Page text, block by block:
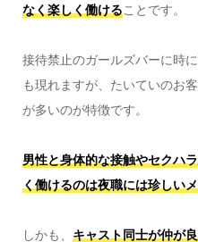
なく楽しく働けることです。
接待禁止のガールズバーに時
も現れますが、たいていのお
が多いのが特徴です。
男性と身体的な接触やセクハ
く働けるのは夜職には珍しい
しかも、 キャスト同士が仲が